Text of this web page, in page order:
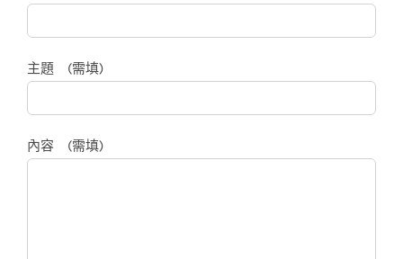
主題 (需填)
內容 (需填)